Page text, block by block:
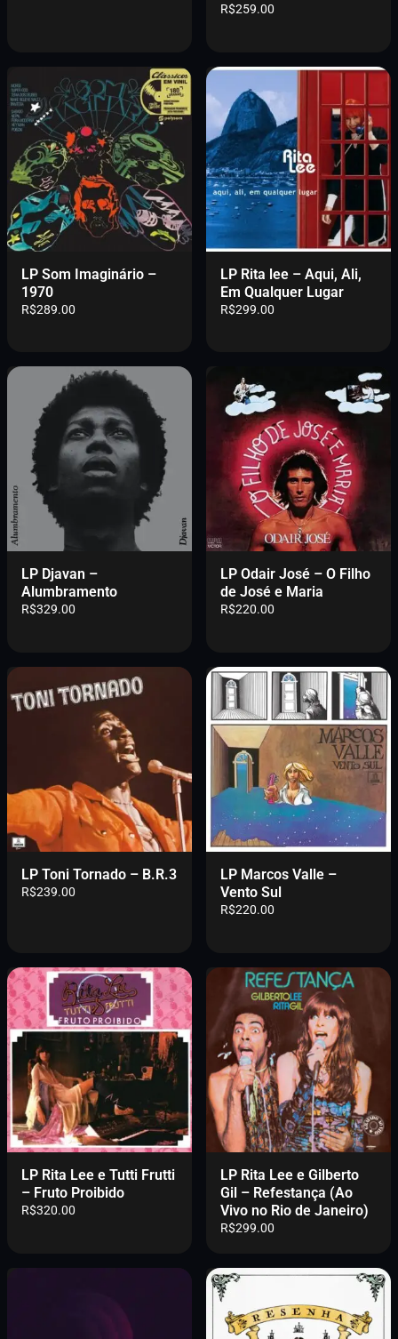
R$259.00
LP Som Imaginário –
1970
R$289.00
LP Rita lee – Aqui, Ali,
Em Qualquer Lugar
R$299.00
LP Djavan –
Alumbramento
R$329.00
LP Odair José – O Filho
de José e Maria
R$220.00
LP Toni Tornado – B.R.3
R$239.00
LP Marcos Valle –
Vento Sul
R$220.00
LP Rita Lee e Tutti Frutti
– Fruto Proibido
R$320.00
LP Rita Lee e Gilberto
Gil – Refestança (Ao
Vivo no Rio de Janeiro)
R$299.00